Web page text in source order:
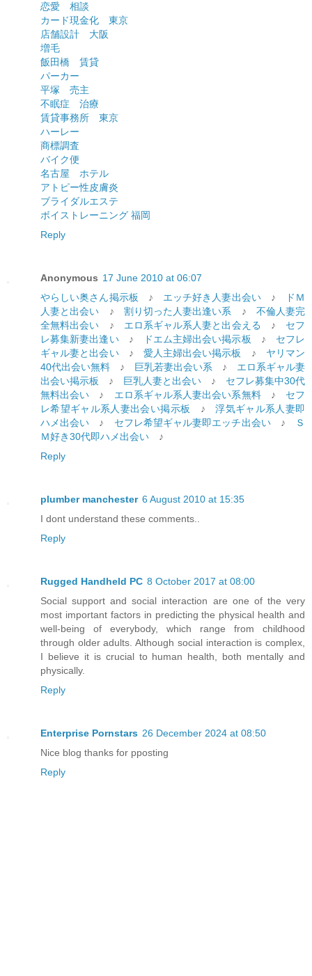
恋愛 相談
カード現金化 東京
店舗設計 大阪
増毛
飯田橋 賃貸
パーカー
平塚 売主
不眠症 治療
賃貸事務所 東京
ハーレー
商標調査
バイク便
名古屋 ホテル
アトピー性皮膚炎
ブライダルエステ
ボイストレーニング 福岡
Reply
Anonymous 17 June 2010 at 06:07
やらしい奥さん掲示板
♪ エッチ好き人妻出会い♪
ドＭ
人妻と出会い ♪ 割り切った人妻出逢い系 ♪ 不倫人妻完
全無料出会い ♪ エロ系ギャル系人妻と出会える ♪ セフ
レ募集新妻出逢い♪ ドエム主婦出会い掲示板 ♪ セフレ
ギャル妻と出会い♪ 愛人主婦出会い掲示板 ♪ ヤリマン
40代出会い無料 ♪ 巨乳若妻出会い系 ♪ エロ系ギャル妻
出会い掲示板
♪ 巨乳人妻と出会い ♪ セフレ募集中30代
無料出会い ♪ エロ系ギャル系人妻出会い系無料♪ セフ
レ希望ギャル系人妻出会い掲示板
♪浮気ギャル系人妻即
ハメ出会い ♪ セフレ希望ギャル妻即エッチ出会い♪
Ｓ
Ｍ好き30代即ハメ出会い ♪
Reply
plumber manchester 6 August 2010 at 15:35
I dont understand these comments..
Reply
Rugged Handheld PC 8 October 2017 at 08:00
Social support and social interaction are one of the very
most important factors in predicting the physical health and
well-being of everybody, which range from childhood
through older adults. Although social interaction is complex,
I believe it is crucial to human health, both mentally and
physically.
Reply
Enterprise Pornstars 26 December 2024 at 08:50
Nice blog thanks for pposting
Reply